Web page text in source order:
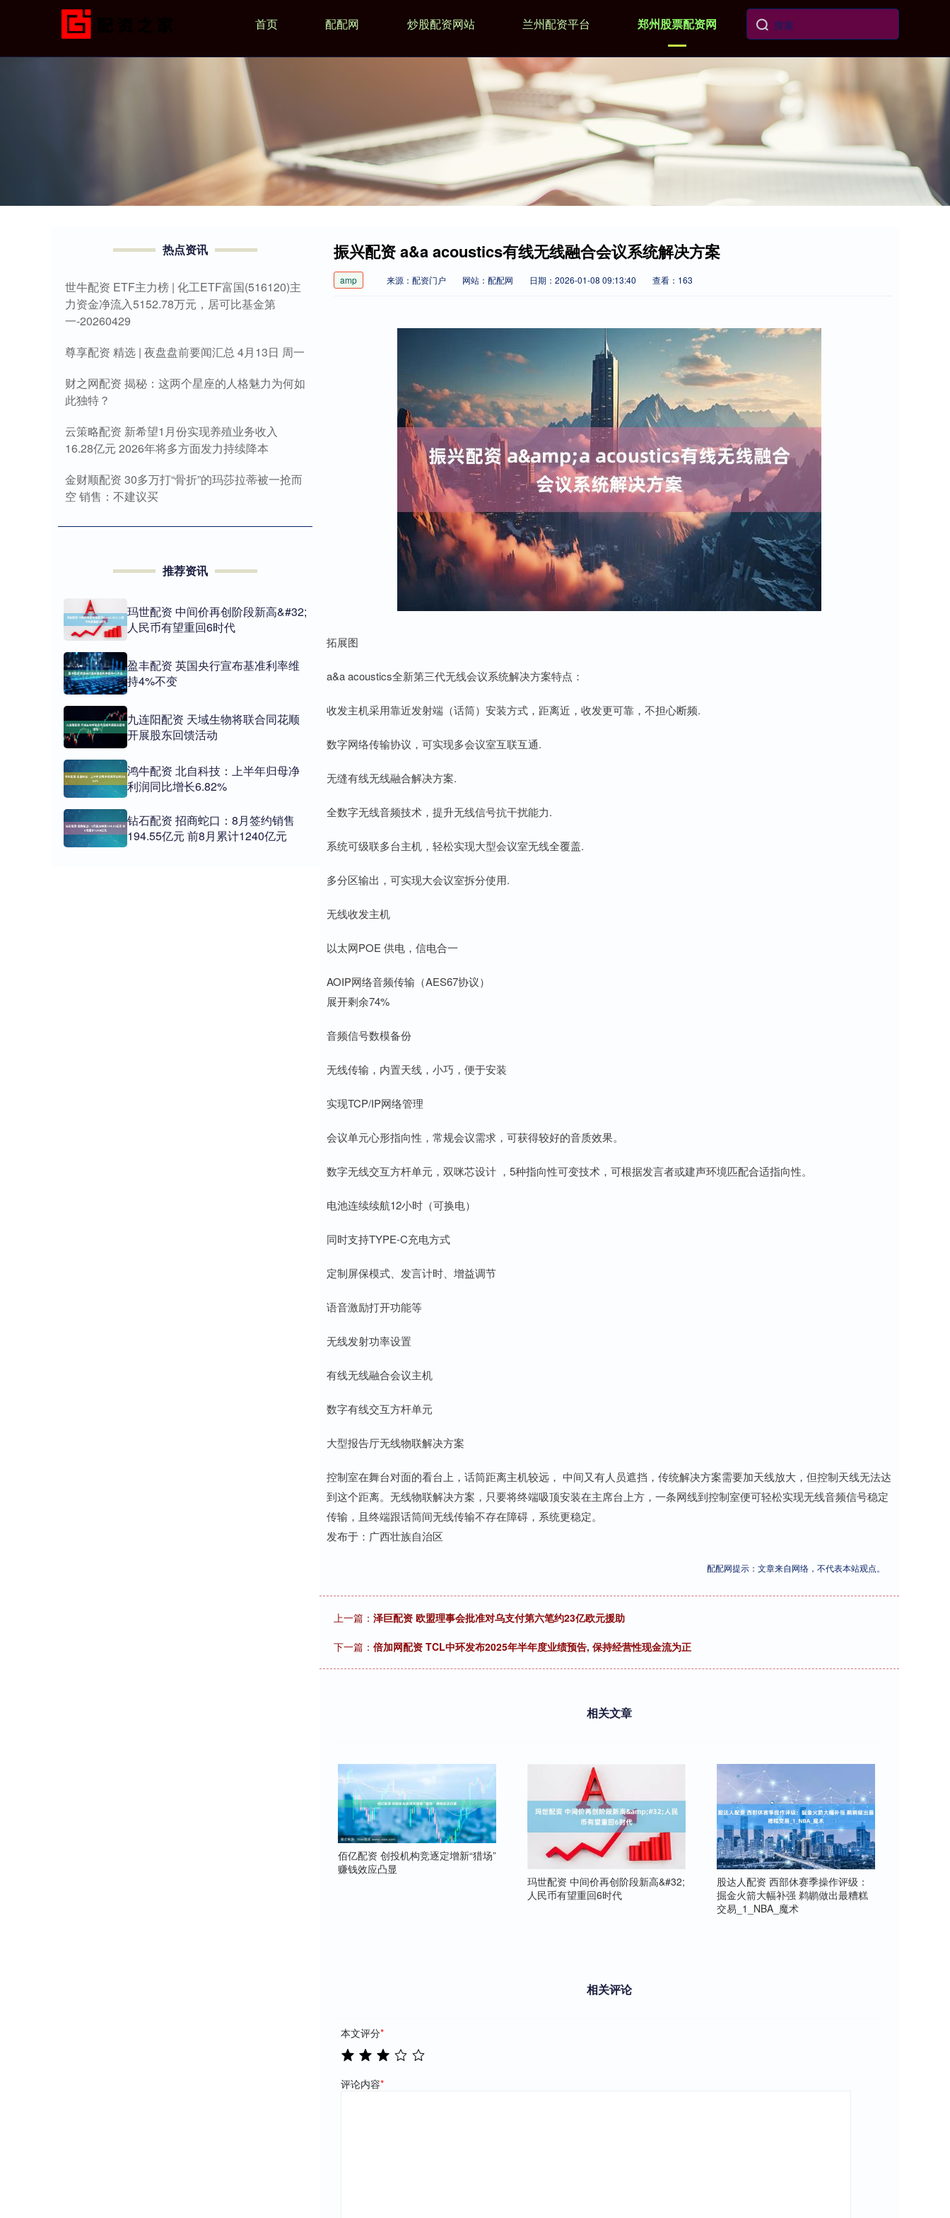
首页 配配网 炒股配资网站 兰州配资平台 郑州股票配资网
振兴配资 a&a acoustics有线无线融合会议系统解决方案
amp 来源：配资门户 网站：配配网 日期：2026-01-08 09:13:40 查看：163
拓展图
a&a acoustics全新第三代无线会议系统解决方案特点：
收发主机采用靠近发射端（话筒）安装方式，距离近，收发更可靠，不担心断频.
数字网络传输协议，可实现多会议室互联互通.
无缝有线无线融合解决方案.
全数字无线音频技术，提升无线信号抗干扰能力.
系统可级联多台主机，轻松实现大型会议室无线全覆盖.
多分区输出，可实现大会议室拆分使用.
无线收发主机
以太网POE 供电，信电合一
AOIP网络音频传输（AES67协议）
展开剩余74%
音频信号数模备份
无线传输，内置天线，小巧，便于安装
实现TCP/IP网络管理
会议单元心形指向性，常规会议需求，可获得较好的音质效果。
数字无线交互方杆单元，双咪芯设计 ，5种指向性可变技术，可根据发言者或建声环境匹配合适指向性。
电池连续续航12小时（可换电）
同时支持TYPE-C充电方式
定制屏保模式、发言计时、增益调节
语音激励打开功能等
无线发射功率设置
有线无线融合会议主机
数字有线交互方杆单元
大型报告厅无线物联解决方案
控制室在舞台对面的看台上，话筒距离主机较远， 中间又有人员遮挡，传统解决方案需要加天线放大，但控制天线无法达
到这个距离。无线物联解决方案，只要将终端吸顶安装在主席台上方，一条网线到控制室便可轻松实现无线音频信号稳定
传输，且终端跟话筒间无线传输不存在障碍，系统更稳定。
发布于：广西壮族自治区
配配网提示：文章来自网络，不代表本站观点。
上一篇： 泽巨配资 欧盟理事会批准对乌支付第六笔约23亿欧元援助
下一篇： 倍加网配资 TCL中环发布2025年半年度业绩预告, 保持经营性现金流为正
相关文章
佰亿配资 创投机构竞逐定增新“猎场”
赚钱效应凸显
玛世配资 中间价再创阶段新高&#32;
人民币有望重回6时代
股达人配资 西部休赛季操作评级：
掘金火箭大幅补强 鹈鹕做出最糟糕
交易_1_NBA_魔术
相关评论
本文评分*
评论内容*
热点资讯
世牛配资 ETF主力榜 | 化工ETF富国(516120)主
力资金净流入5152.78万元，居可比基金第
一-20260429
尊享配资 精选 | 夜盘盘前要闻汇总 4月13日 周一
财之网配资 揭秘：这两个星座的人格魅力为何如
此独特？
云策略配资 新希望1月份实现养殖业务收入
16.28亿元 2026年将多方面发力持续降本
金财顺配资 30多万打“骨折”的玛莎拉蒂被一抢而
空 销售：不建议买
推荐资讯
玛世配资 中间价再创阶段新高&#32;
人民币有望重回6时代
盈丰配资 英国央行宣布基准利率维
持4%不变
九连阳配资 天域生物将联合同花顺
开展股东回馈活动
鸿牛配资 北自科技：上半年归母净
利润同比增长6.82%
钻石配资 招商蛇口：8月签约销售
194.55亿元 前8月累计1240亿元